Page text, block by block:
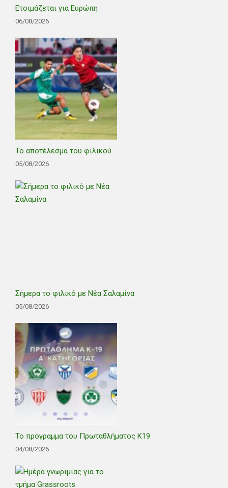
Ετοιμάζεται για Ευρώπη
06/08/2026
Το αποτέλεσμα του φιλικού
05/08/2026
Σήμερα το φιλικό με Νέα Σαλαμίνα
05/08/2026
Το πρόγραμμα του Πρωταθλήματος Κ19
04/08/2026